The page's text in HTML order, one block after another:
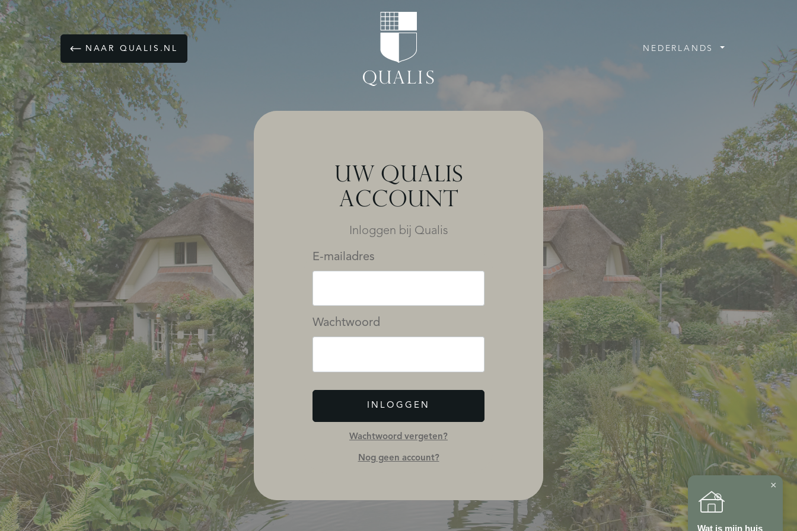
NAAR QUALIS.NL NEDERLANDS
UW QUALIS
ACCOUNT
Inloggen bij Qualis
E-mailadres
Wachtwoord
INLOGGEN
Wachtwoord vergeten?
Nog geen account?
×
Wat is mijn huis